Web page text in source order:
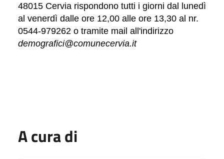
48015 Cervia rispondono tutti i giorni dal lunedì
al venerdì dalle ore 12,00 alle ore 13,30 al nr.
0544-979262 o tramite mail all'indirizzo
demografici@comunecervia.it
A cura di